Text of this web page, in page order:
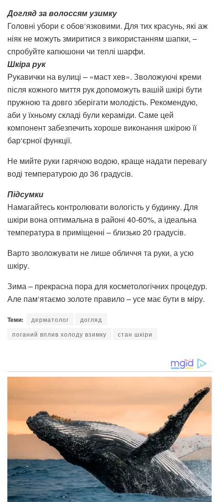
Догляд за волоссям узимку
Головні убори є обов‘язковими. Для тих красунь, які аж
ніяк не можуть змиритися з використанням шапки, –
спробуйте капюшони чи теплі шарфи.
Шкіра рук
Рукавички на вулиці – «маст хев». Зволожуючі креми
після кожного миття рук допоможуть вашій шкірі бути
пружною та довго зберігати молодість. Рекомендую,
аби у їхньому складі були кераміди. Саме цей
компонент забезпечить хороше виконання шкірою її
бар‘єрної функції.
Не мийте руки гарячою водою, краще надати перевагу
воді температурою до 36 градусів.
Підсумки
Намагайтесь контролювати вологість у будинку. Для
шкіри вона оптимальна в районі 40-60%, а ідеальна
температура в приміщенні – близько 20 градусів.
Варто зволожувати не лише обличчя та руки, а усю
шкіру.
Зима – прекрасна пора для косметологічних процедур.
Але пам‘ятаємо золоте правило – усе має бути в міру.
Теми: дерматолог
догляд
поганий вплив холоду взимку
стан шкіри